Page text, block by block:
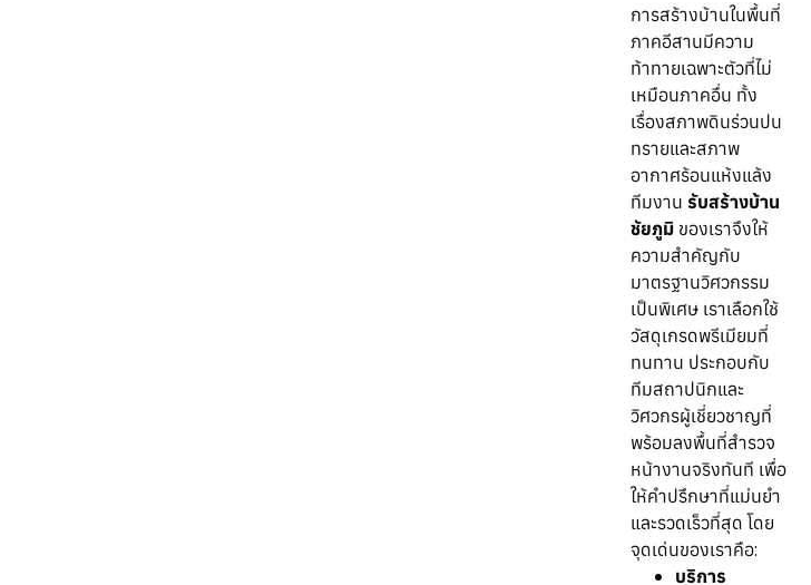
การสร้างบ้านในพื้นที่
ภาคอีสานมีความ
ท้าทายเฉพาะตัวที่ไม่
เหมือนภาคอื่น ทั้ง
เรื่องสภาพดินร่วนปน
ทรายและสภาพ
อากาศร้อนแห้งแล้ง
ทีมงาน รับสร้างบ้าน
ชัยภูมิของเราจึงให้
ความสำคัญกับ
มาตรฐานวิศวกรรม
เป็นพิเศษ เราเลือกใช้
วัสดุเกรดพรีเมียมที่
ทนทาน ประกอบกับ
ทีมสถาปนิกและ
วิศวกรผู้เชี่ยวชาญที่
พร้อมลงพื้นที่สำรวจ
หน้างานจริงทันที เพื่อ
ให้คำปรึกษาที่แม่นยำ
และรวดเร็วที่สุด โดย
จุดเด่นของเราคือ:
บริการ